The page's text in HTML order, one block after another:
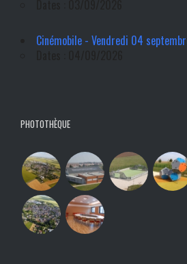
Cinémobile - Vendredi 04
PHOTOTHÈQUE